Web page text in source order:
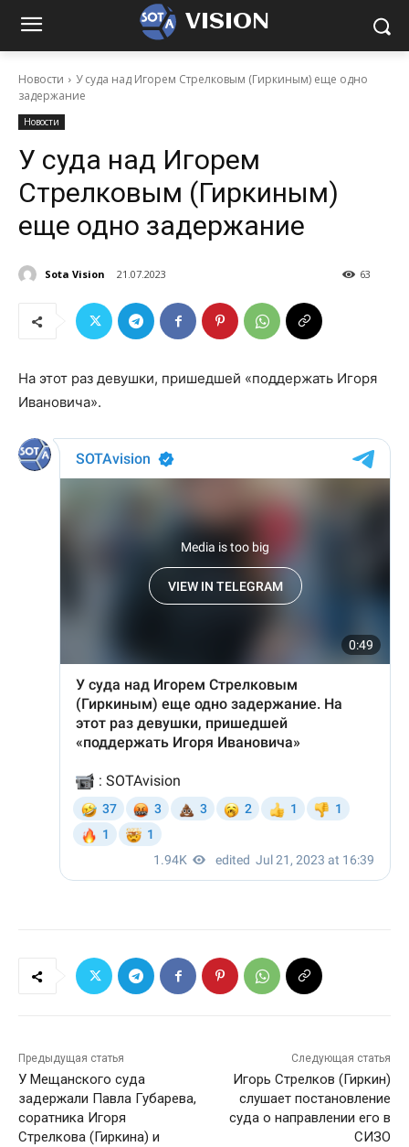
VISION
Новости
У суда над Игорем Стрелковым (Гиркиным) еще одно
задержание
Новости
У суда над Игорем
Стрелковым (Гиркиным)
еще одно задержание
Sota Vision 21.07.2023 63
На этот раз девушки, пришедшей «поддержать Игоря
Ивановича».
Предыдущая статья
У Мещанского суда
задержали Павла Губарева,
соратника Игоря
Стрелкова (Гиркина) и
Следующая статья
Игорь Стрелков (Гиркин)
слушает постановление
суда о направлении его в
СИЗО